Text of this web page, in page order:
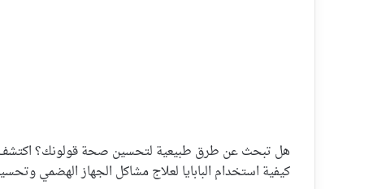
هل تبحث عن طرق طبيعية لتحسين صحة قولونك؟ اكتشف
كيفية استخدام البابايا لعلاج مشاكل الجهاز الهضمي